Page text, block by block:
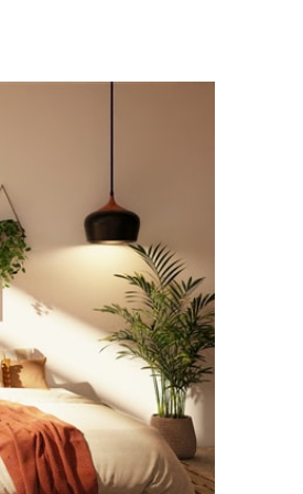
Kreowanie
wizerunku firmy –
podstawowe kroki
28 listopada 2022